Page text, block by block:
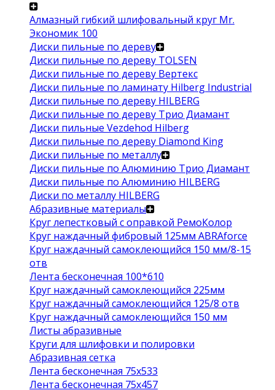
Алмазный гибкий шлифовальный круг Mr.
Экономик 100
Диски пильные по дереву
Диски пильные по дереву TOLSEN
Диски пильные по дереву Вертекс
Диски пильные по ламинату Hilberg Industrial
Диски пильные по дереву HILBERG
Диски пильные по дереву Трио Диамант
Диски пильные Vezdehod Hilberg
Диски пильные по дереву Diamond King
Диски пильные по металлу
Диски пильные по Алюминию Трио Диамант
Диски пильные по Алюминию HILBERG
Диски по металлу HILBERG
Абразивные материалы
Круг лепестковый с оправкой РемоКолор
Круг наждачный фибровый 125мм ABRAforce
Круг наждачный самоклеющийся 150 мм/8-15
отв
Лента бесконечная 100*610
Круг наждачный самоклеющийся 225мм
Круг наждачный самоклеющийся 125/8 отв
Круг наждачный самоклеющийся 150 мм
Листы абразивные
Круги для шлифовки и полировки
Абразивная сетка
Лента бесконечная 75х533
Лента бесконечная 75х457